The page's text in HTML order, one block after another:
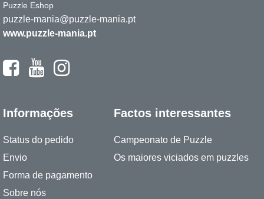
Puzzle Eshop
puzzle-mania@puzzle-mania.pt
www.puzzle-mania.pt
Informações
Status do pedido
Envio
Forma de pagamento
Sobre nós
Factos interessantes
Campeonato de Puzzle
Os maiores viciados em puzzles